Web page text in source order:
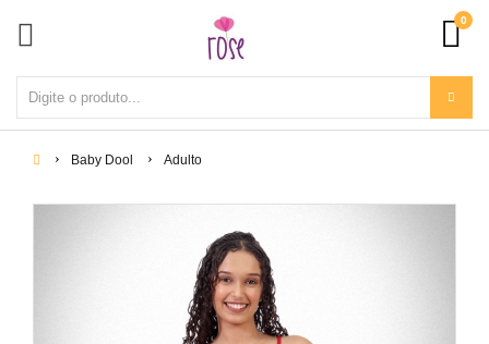
0
Baby Dool Adulto